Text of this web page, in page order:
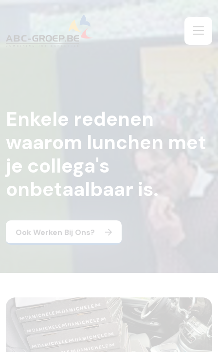
Enkele redenen
waarom lunchen met
je collega's
onbetaalbaar is.
Ook Werken Bij Ons?